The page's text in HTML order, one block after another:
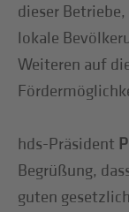
dieser
lokale
Weiteren auf
hds-Präsident
Begrüßung,
guten